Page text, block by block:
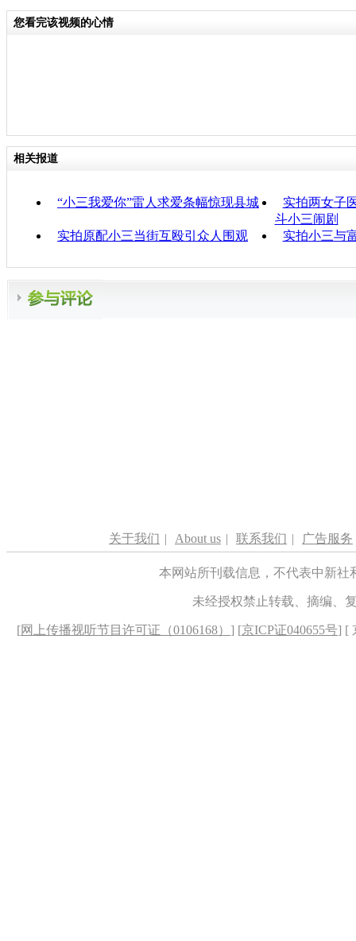
您看完该视频的心情
相关报道
“小三我爱你”雷人求爱条幅惊现县城
实拍两女子
斗小三闹剧
实拍原配小三当街互殴引众人围观
实拍小三与
关于我们 | About us | 联系我们 | 广告服务
本网站所刊载信息，不代表中新
未经授权禁止转载、摘编、
[网上传播视听节目许可证（0106168） ] [京ICP证040655号] [